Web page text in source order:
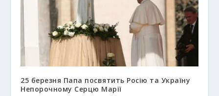
25 березня Папа посвятить Росію та Україну
Непорочному Серцю Марії